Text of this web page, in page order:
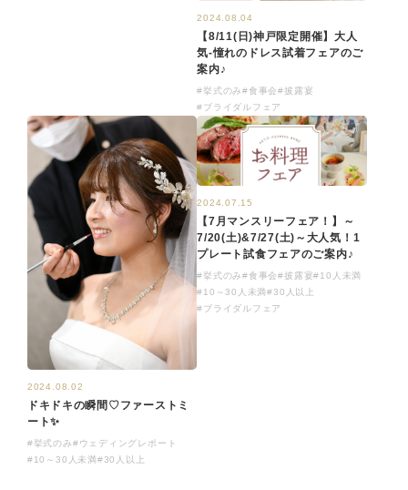
2024.08.04
【8/11(日)神戸限定開催】大人
気-憧れのドレス試着フェアのご
案内♪
#挙式のみ#食事会#披露宴
#ブライダルフェア
2024.08.02
ドキドキの瞬間♡ファーストミ
ート✨
#挙式のみ#ウェディングレポート
#10～30人未満#30人以上
2024.07.15
【7月マンスリーフェア！】～
7/20(土)&7/27(土)～大人気！1
プレート試食フェアのご案内♪
#挙式のみ#食事会#披露宴#10人未満
#10～30人未満#30人以上
#ブライダルフェア